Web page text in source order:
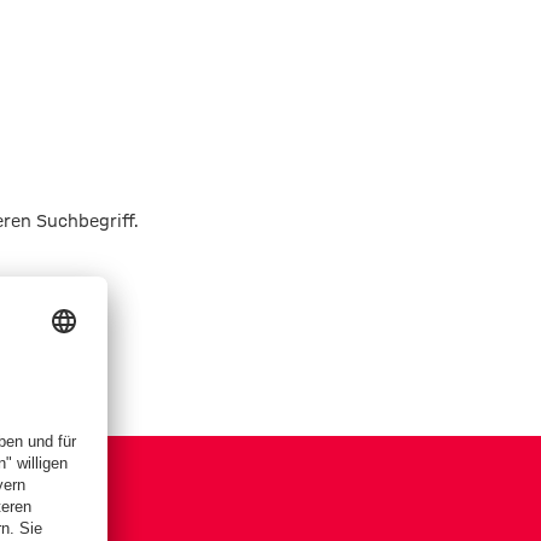
Suchbegriff.